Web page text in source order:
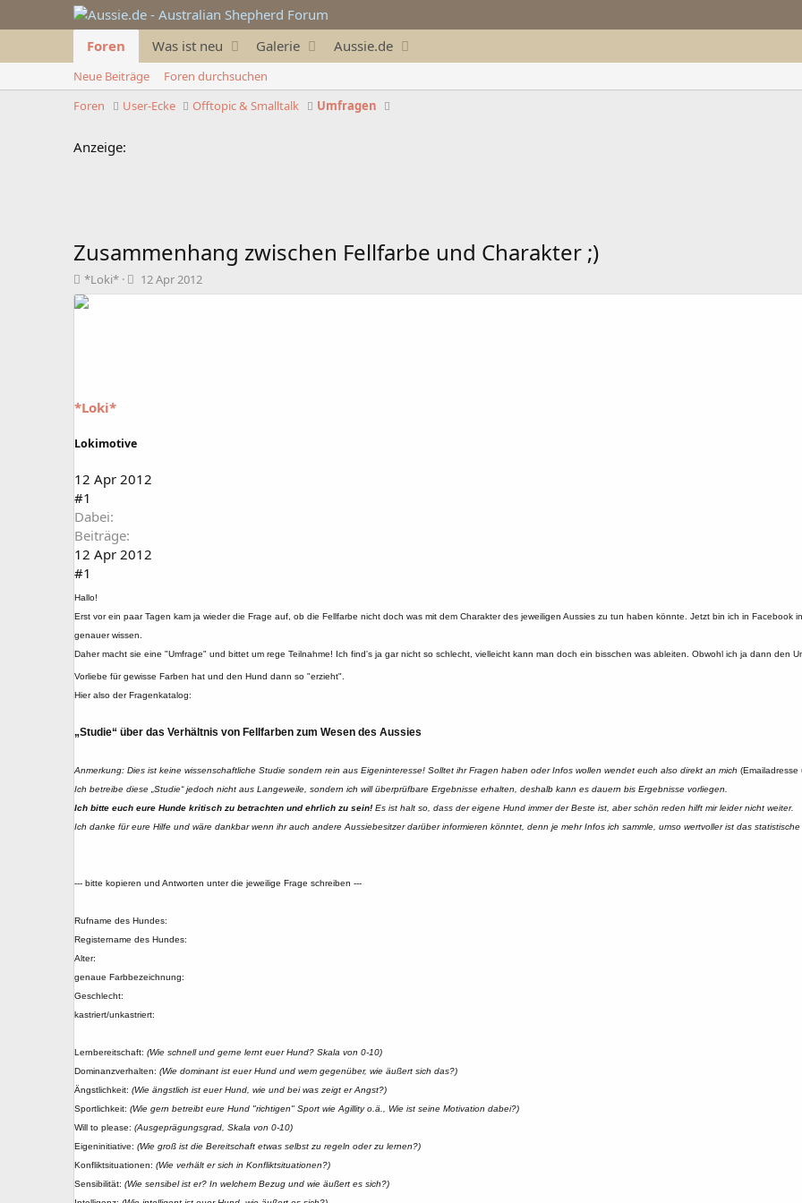
Foren Was ist neu Galerie Aussie.de
Neue Beiträge
Foren durchsuchen
Foren
User-Ecke Offtopic & Smalltalk Umfragen
Anzeige:
Zusammenhang zwischen Fellfarbe und Charakter ;)
T
h
e
a
t
*Loki*
B
e
12 Apr 2012
*Loki*
Lokimotive
12 Apr 2012
#1
Dabei
Beiträge
12 Apr 2012
#1
Hallo!
Erst vor ein paar Tagen kam ja wieder die Frage auf, ob die Fellfarbe nicht doch was mit dem Charakter des jeweiligen Aussies zu tun haben könnte. Jetzt bin ich in
genauer wissen.
Daher macht sie eine "Umfrage" und bittet um rege Teilnahme! Ich find's ja gar nicht so schlecht, vielleicht kann man doch ein bisschen was ableiten. Obwohl ich ja dann den
Vorliebe für gewisse Farben hat und den Hund dann so "erzieht".
Hier also der Fragenkatalog:
„Studie“ über das Verhältnis von Fellfarben zum Wesen des Aussies
Anmerkung: Dies ist keine wissenschaftliche Studie sondern rein aus Eigeninteresse! Solltet ihr Fragen haben oder Infos wollen wendet euch also direkt an mich (Emailadresse
Ich betreibe diese „Studie“ jedoch nicht aus Langeweile, sondern ich will überprüfbare Ergebnisse erhalten, deshalb kann es dauern bis Ergebnisse vorliegen.
Ich bitte euch eure Hunde kritisch zu betrachten und ehrlich zu sein! Es ist halt so, dass der eigene Hund immer der Beste ist, aber schön reden hilft mir leider nicht weiter.
Ich danke für eure Hilfe und wäre dankbar wenn ihr auch andere Aussiebesitzer darüber informieren könntet, denn je mehr Infos ich sammle, umso wertvoller ist das
--- bitte kopieren und Antworten unter die jeweilige Frage schreiben ---
Rufname des Hundes:
Registername des Hundes:
Alter:
genaue Farbbezeichnung:
Geschlecht:
kastriert/unkastriert:
Lernbereitschaft: (Wie schnell und gerne lernt euer Hund? Skala von 0-10)
Dominanzverhalten: (Wie dominant ist euer Hund und wem gegenüber, wie äußert sich das?)
Ängstlichkeit: (Wie ängstlich ist euer Hund, wie und bei was zeigt er Angst?)
Sportlichkeit: (Wie gern betreibt eure Hund "richtigen" Sport wie Agillity o.ä., Wie ist seine Motivation dabei?)
Will to please: (Ausgeprägungsgrad, Skala von 0-10)
Eigeninitiative: (Wie groß ist die Bereitschaft etwas selbst zu regeln oder zu lernen?)
Konfliktsituationen: (Wie verhält er sich in Konfliktsituationen?)
Sensibilität: (Wie sensibel ist er? In welchem Bezug und wie äußert es sich?)